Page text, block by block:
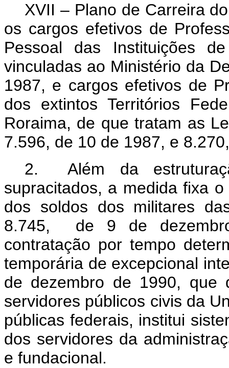
XVII – Plano de Carreira
os cargos efetivos de
Pessoal das Instituições
vinculadas ao Ministério da
1987, e cargos efetivos de
dos extintos Territórios
Roraima, de que tratam as
7.596, de 10 de 1987, e
2. Além da
supracitados, a medida fixa
dos soldos dos militares
8.745, de 9 de
contratação por tempo
temporária de excepcional
de dezembro de 1990, que
servidores públicos civis da
públicas federais, institui
dos servidores da
e fundacional.